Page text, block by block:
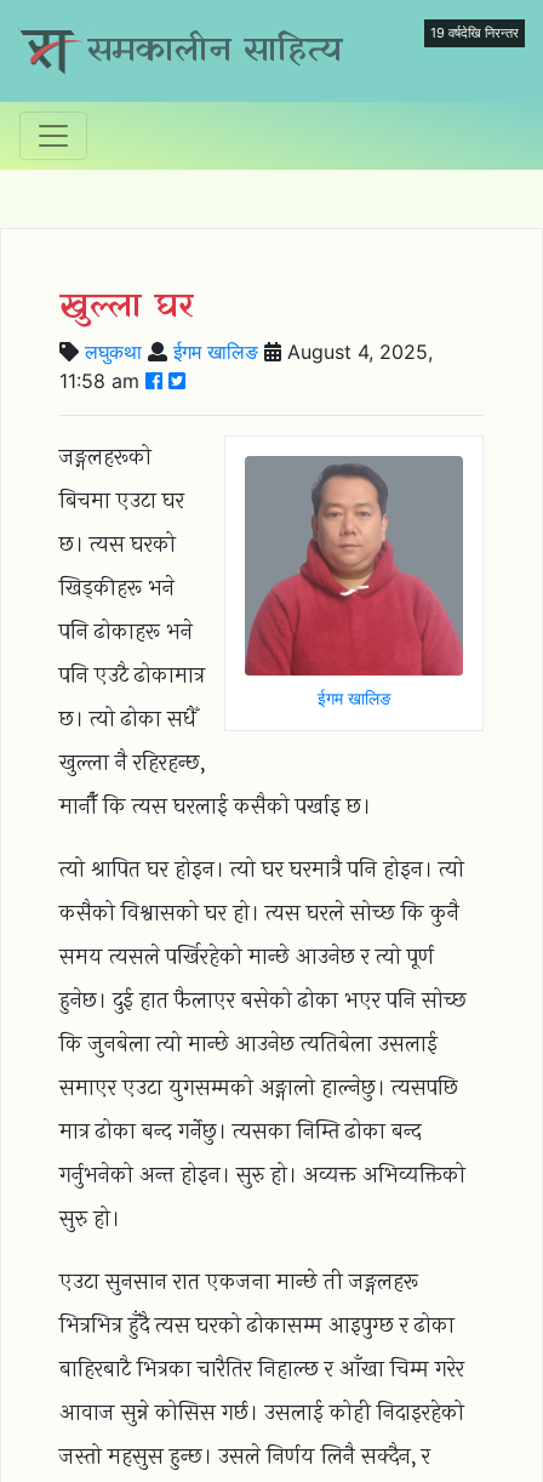
19 वर्षदेखि निरन्तर
समकालीन साहित्य
खुल्ला घर
लघुकथा ईगम खालिङ
August 4, 2025,
11:58 am
ईगम खालिङ
जङ्गलहरूको
बिचमा एउटा घर
छ। त्यस घरको
खिड्कीहरू भने
पनि ढोकाहरू भने
पनि एउटै ढोकामात्र
छ। त्यो ढोका सधैँ
खुल्ला नै रहिरहन्छ,
मानौँ कि त्यस घरलाई कसैको पर्खाइ छ।
त्यो श्रापित घर होइन। त्यो घर घरमात्रै पनि होइन। त्यो
कसैको विश्वासको घर हो। त्यस घरले सोच्छ कि कुनै
समय त्यसले पर्खिरहेको मान्छे आउनेछ र त्यो पूर्ण
हुनेछ। दुई हात फैलाएर बसेको ढोका भएर पनि सोच्छ
कि जुनबेला त्यो मान्छे आउनेछ त्यतिबेला उसलाई
समाएर एउटा युगसम्मको अङ्गालो हाल्नेछु। त्यसपछि
मात्र ढोका बन्द गर्नेछु। त्यसका निम्ति ढोका बन्द
गर्नुभनेको अन्त होइन। सुरु हो। अव्यक्त अभिव्यक्तिको
सुरु हो।
एउटा सुनसान रात एकजना मान्छे ती जङ्गलहरू
भित्रभित्र हुँदै त्यस घरको ढोकासम्म आइपुग्छ र ढोका
बाहिरबाटै भित्रका चारैतिर निहाल्छ र आँखा चिम्म गरेर
आवाज सुन्ने कोसिस गर्छ। उसलाई कोही निदाइरहेको
जस्तो महसुस हुन्छ। उसले निर्णय लिनै सक्दैन, र